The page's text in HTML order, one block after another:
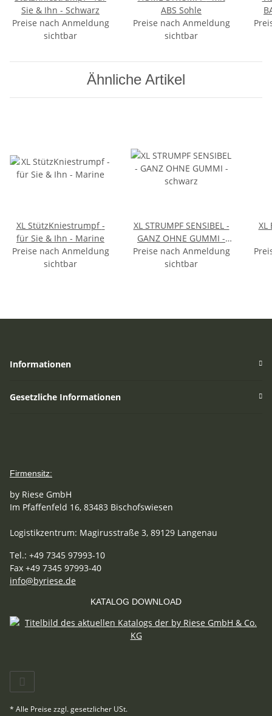
Sie & Ihn - Schwarz
Preise nach Anmeldung
sichtbar
ABS Sohle
Preise nach Anmeldung
sichtbar
Ähnliche Artikel
XL StützKniestrumpf -
für Sie & Ihn - Marine
Preise nach Anmeldung
sichtbar
XL STRUMPF SENSIBEL -
GANZ OHNE GUMMI -
schwarz
Preise nach Anmeldung
sichtbar
XL
Informationen
Gesetzliche Informationen
Firmensitz:
by Riese GmbH
Im Pfaffenfeld 16, 83483 Bischofswiesen
Logistikzentrum: Magirusstraße 3, 89129 Langenau
Tel.: +49 7345 97993-10
Fax +49 7345 97993-40
info@byriese.de
KATALOG DOWNLOAD
* Alle Preise zzgl. gesetzlicher USt.